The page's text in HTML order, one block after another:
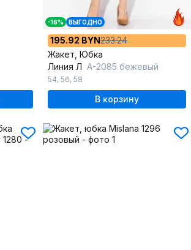
-16% ВЫГОДНО
195.92 BYN233.24
Жакет, Юбка
Линия Л А-2085 бежевый
54, 56, 58
В корзину